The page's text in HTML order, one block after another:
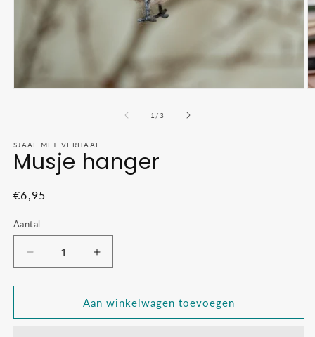
1 /van
3
SJAAL MET VERHAAL
Musje hanger
Normale
€6,95
Aantal
Aantal
verlagen
voor
hanger
Aantal
verhogen
voor
Musje
hanger
Aan winkelwagen toevoegen